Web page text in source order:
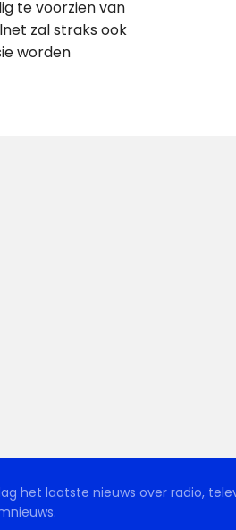
te voorzien van
zal straks ook
worden
het laatste nieuws over radio,